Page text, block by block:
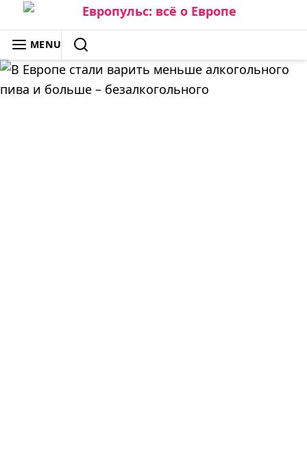
Skip
to
content
ЕВРОПУЛЬС: ВСЁ О ЕВРОПЕ
MENU
SEARCH